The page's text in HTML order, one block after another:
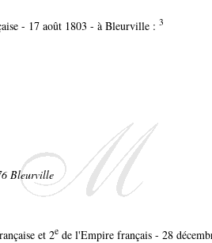
- 17 août 1803 - à Bleurville : 3
Bleurville
et 2e de l'Empire français - 28